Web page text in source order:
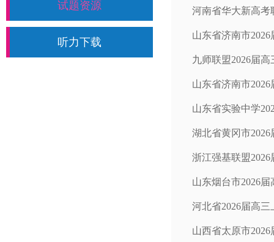
试题资源
听力下载
河南省华大新高考
山东省济南市
九师联盟2026届
山东省济南市
山东省实验中学
湖北省黄冈市
浙江强基联盟
山东烟台市2026
河北省2026届高
山西省太原市